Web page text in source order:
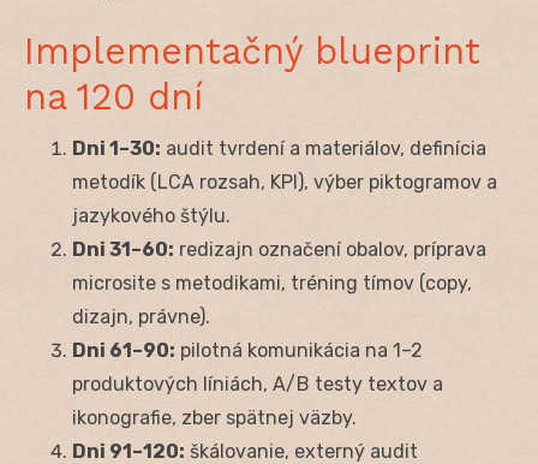
Implementačný blueprint
na 120 dní
Dni 1–30: audit tvrdení a materiálov, definícia
metodík (LCA rozsah, KPI), výber piktogramov a
jazykového štýlu.
Dni 31–60: redizajn označení obalov, príprava
microsite s metodikami, tréning tímov (copy,
dizajn, právne).
Dni 61–90: pilotná komunikácia na 1–2
produktových líniách, A/B testy textov a
ikonografie, zber spätnej väzby.
Dni 91–120: škálovanie, externý audit